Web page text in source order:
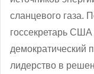
сланцевого газа.
госсекретарь
демократический
лидерство в